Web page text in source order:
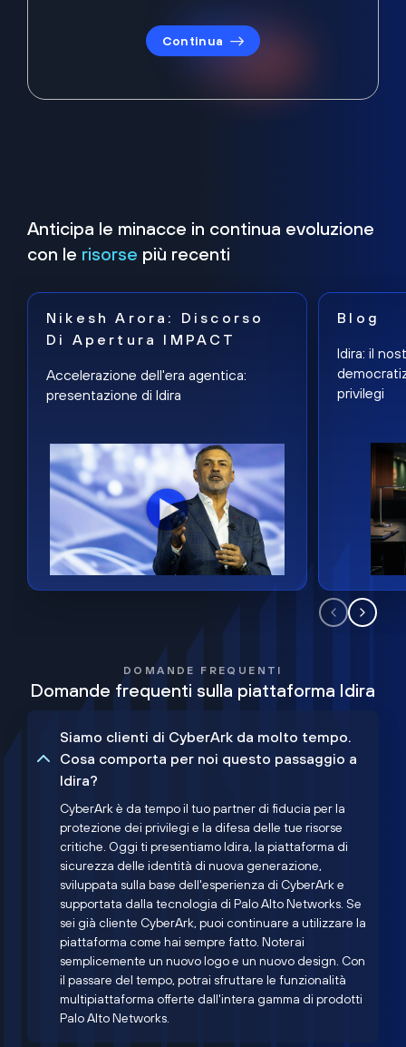
Continua
Anticipa le minacce in continua evoluzione
con le risorse più recenti
Nikesh Arora: Discorso
Di Apertura IMPACT
Accelerazione dell'era agentica:
presentazione di Idira
Blog
Idira: il
privilegi
DOMANDE FREQUENTI
Domande frequenti sulla piattaforma Idira
Siamo clienti di CyberArk da molto tempo.
Cosa comporta per noi questo passaggio a
Idira?
CyberArk è da tempo il tuo partner di fiducia per la
protezione dei privilegi e la difesa delle tue risorse
critiche. Oggi ti presentiamo Idira, la piattaforma di
sicurezza delle identità di nuova generazione,
sviluppata sulla base dell'esperienza di CyberArk e
supportata dalla tecnologia di Palo Alto Networks. Se
sei già cliente CyberArk, puoi continuare a utilizzare la
piattaforma come hai sempre fatto. Noterai
semplicemente un nuovo logo e un nuovo design. Con
il passare del tempo, potrai sfruttare le funzionalità
multipiattaforma offerte dall'intera gamma di prodotti
Palo Alto Networks.